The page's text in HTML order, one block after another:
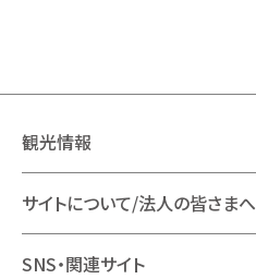
観光情報
サイトについて/法人の皆さまへ
SNS・関連サイト